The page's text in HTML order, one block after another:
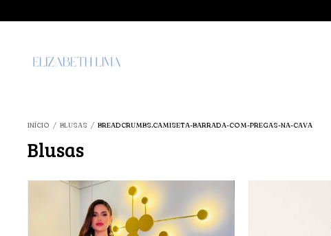
INÍCIO / BLUSAS / BREADCRUMBS.CAMISETA-BARRADA-COM-PREGAS-NA-CAVA
Blusas